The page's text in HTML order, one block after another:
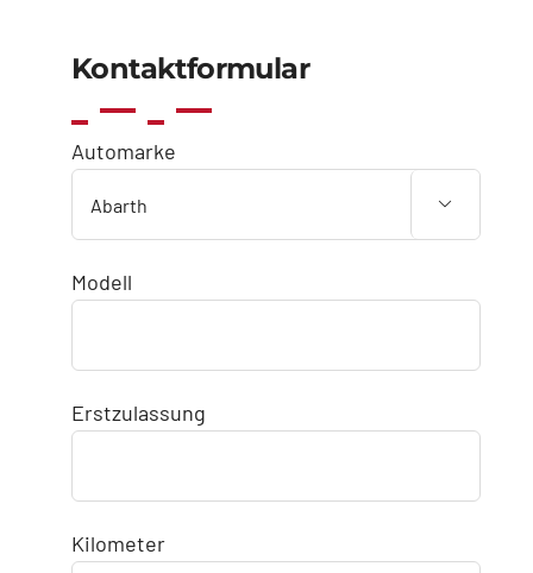
Kontaktformular
Automarke

Modell
Erstzulassung
Kilometer